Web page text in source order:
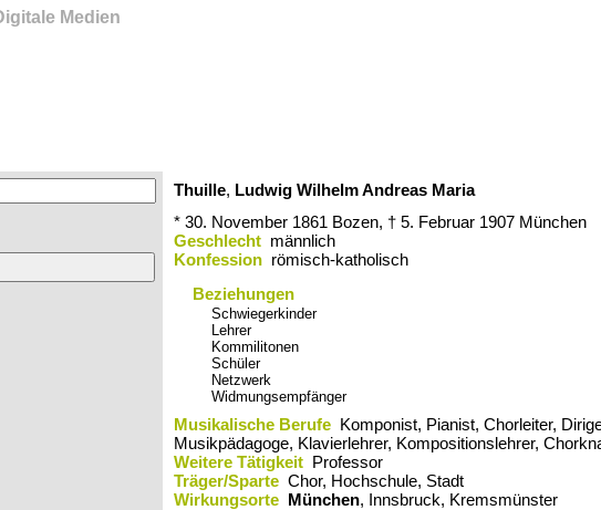
Thuille, Ludwig Wilhelm Andreas Maria
* 30. November 1861 Bozen, † 5. Februar 1907 München
Geschlecht männlich
Konfession römisch-katholisch
Beziehungen
Schwiegerkinder
Lehrer
Kommilitonen
Schüler
Netzwerk
Widmungsempfänger
Musikalische Berufe Komponist, Pianist, Chorleiter,
Musikpädagoge, Klavierlehrer, Kompositionslehrer,
Weitere Tätigkeit Professor
Träger/Sparte Chor, Hochschule, Stadt
Wirkungsorte München,​ Innsbruck,​ Kremsmünster
Medien